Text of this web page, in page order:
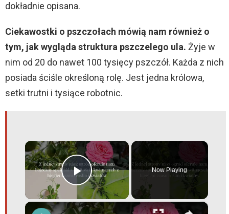
dokładnie opisana.
Ciekawostki o pszczołach mówią nam również o
tym, jak wygląda struktura pszczelego ula. Żyje w
nim od 20 do nawet 100 tysięcy pszczół. Każda z nich
posiada ściśle określoną rolę. Jest jedna królowa,
setki trutni i tysiące robotnic.
×
Play Video
Now Playing